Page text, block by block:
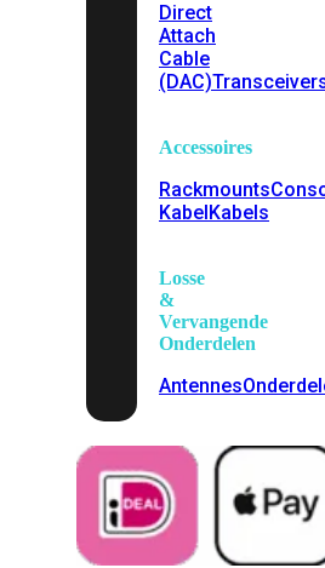
Direct
Attach
Cable
(DAC)
Accessoires
Rackmounts
KabelKabels
Losse
&
Vervangende
Onderdelen
Antennes